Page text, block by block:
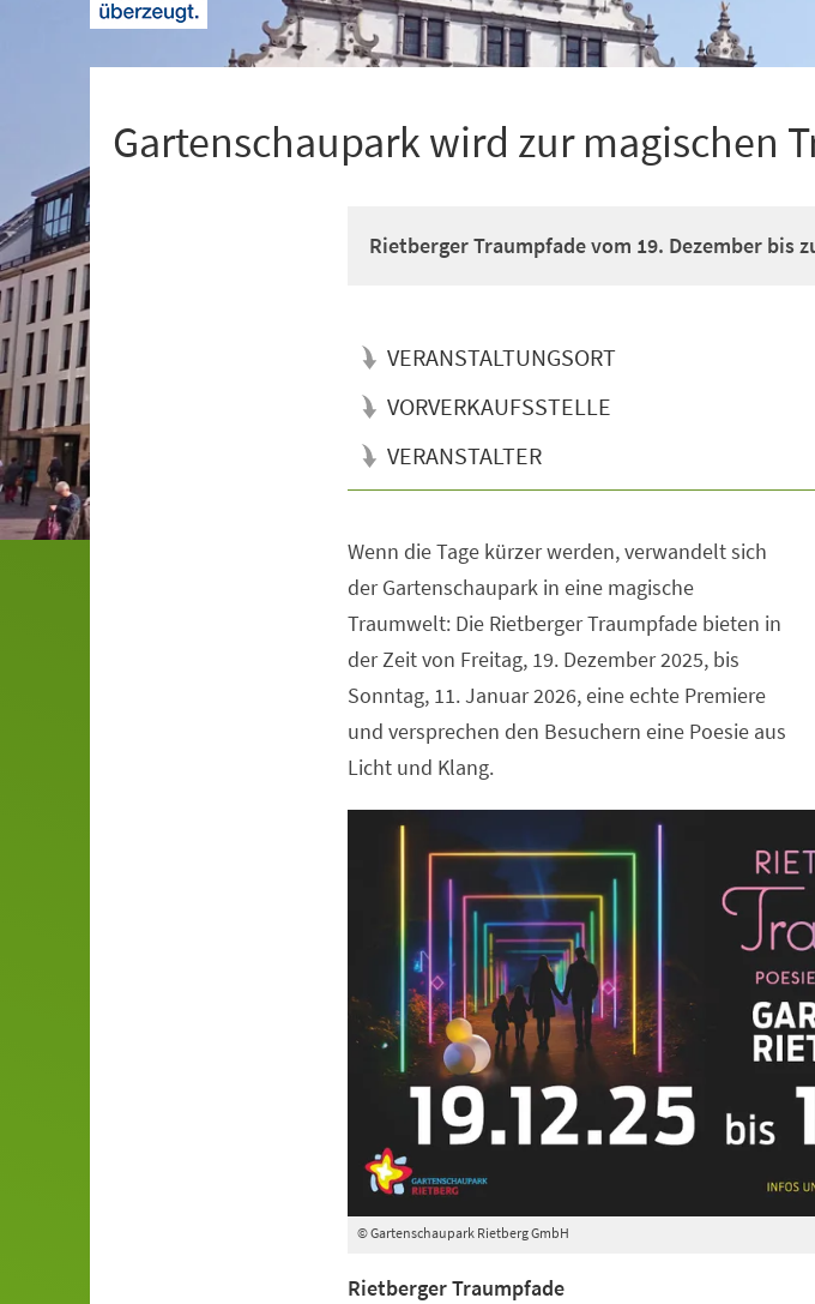
Gartenschaupark wird zur magischen
Rietberger Traumpfade vom 19. Dezember bis
VERANSTALTUNGSORT
VORVERKAUFSSTELLE
VERANSTALTER
Wenn die Tage kürzer werden, verwandelt sich
der Gartenschaupark in eine magische
Traumwelt: Die Rietberger Traumpfade bieten in
der Zeit von Freitag, 19. Dezember 2025, bis
Sonntag, 11. Januar 2026, eine echte Premiere
und versprechen den Besuchern eine Poesie aus
Licht und Klang.
© Gartenschaupark Rietberg GmbH
Rietberger Traumpfade